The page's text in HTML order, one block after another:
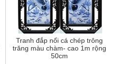
Tranh đắp nổi cá chép trông
trăng màu chàm- cao 1m rộng
50cm